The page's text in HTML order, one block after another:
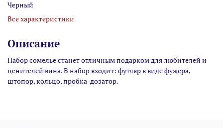
Черный
Все характеристики
Описание
Набор сомелье станет отличным подарком для любителей и
ценителей вина. В набор входит: футляр в виде фужера,
штопор, кольцо, пробка-дозатор.